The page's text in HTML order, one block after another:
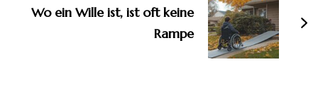
Wo ein Wille ist, ist oft keine
Rampe